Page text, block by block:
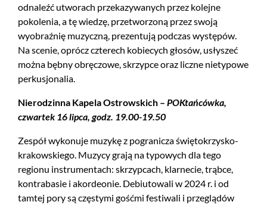
odnaleźć utworach przekazywanych przez kolejne
pokolenia, a tę wiedzę, przetworzoną przez swoją
wyobraźnię muzyczną, prezentują podczas występów.
Na scenie, oprócz czterech kobiecych głosów, usłyszeć
można bębny obręczowe, skrzypce oraz liczne nietypowe
perkusjonalia.
Nierodzinna Kapela Ostrowskich – POKtańcówka,
czwartek 16 lipca, godz. 19.00-19.50
Zespół wykonuje muzykę z pogranicza świętokrzysko-
krakowskiego. Muzycy grają na typowych dla tego
regionu instrumentach: skrzypcach, klarnecie, trąbce,
kontrabasie i akordeonie. Debiutowali w 2024 r. i od
tamtej pory są częstymi gośćmi festiwali i przeglądów